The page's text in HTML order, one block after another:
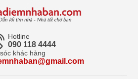
Hotline
090 118 4444
khác hàng